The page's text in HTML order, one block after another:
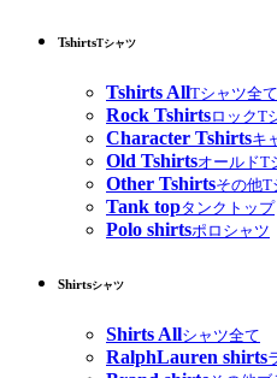
TshirtsTシャツ
Tshirts AllTシャツ全て
Rock TshirtsロックT
Character Tshirtsキ
Old TshirtsオールドT
Other Tshirtsその他T
Tank topタンクトップ
Polo shirtsポロシャツ
Shirtsシャツ
Shirts Allシャツ全て
RalphLauren shirts